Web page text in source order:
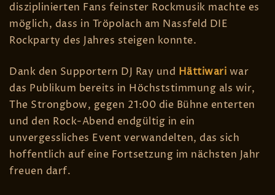
disziplinierten Fans feinster Rockmusik machte es
möglich, dass in Tröpolach am Nassfeld DIE
Rockparty des Jahres steigen konnte.
Dank den Supportern DJ Ray und Hättiwari war
das Publikum bereits in Höchststimmung als wir,
The Strongbow, gegen 21:00 die Bühne enterten
und den Rock-Abend endgültig in ein
unvergessliches Event verwandelten, das sich
hoffentlich auf eine Fortsetzung im nächsten Jahr
freuen darf.